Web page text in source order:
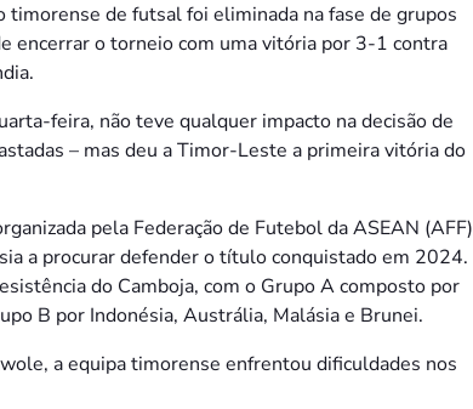
timorense de futsal foi eliminada na fase de grupos
encerrar o torneio com uma vitória por 3-1 contra
feira, não teve qualquer impacto na decisão de
– mas deu a Timor-Leste a primeira vitória do
pela Federação de Futebol da ASEAN (AFF)
a procurar defender o título conquistado em 2024.
do Camboja, com o Grupo A composto por
B por Indonésia, Austrália, Malásia e Brunei.
a equipa timorense enfrentou dificuldades nos